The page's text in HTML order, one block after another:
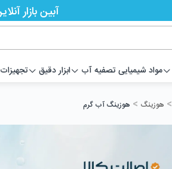
مواد شیمیایی تصفیه آب ابزار دقیق
آبین بازار
> هوزینگ > هوزینگ آب گرم